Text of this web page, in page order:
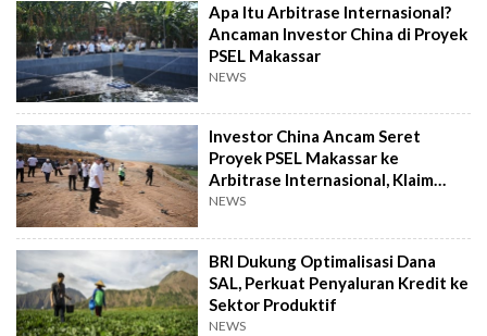
Apa Itu Arbitrase Internasional?
Ancaman Investor China di Proyek
PSEL Makassar
NEWS
Investor China Ancam Seret
Proyek PSEL Makassar ke
Arbitrase Internasional, Klaim
Rugi Rp2,4 T
NEWS
BRI Dukung Optimalisasi Dana
SAL, Perkuat Penyaluran Kredit ke
Sektor Produktif
NEWS